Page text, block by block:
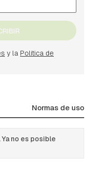
y la Política de
Normas de uso
no es posible